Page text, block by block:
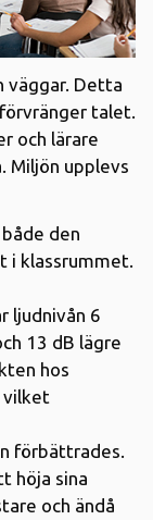
väggar. Detta
talet.
och lärare
Miljön upplevs
den
i klassrummet.
ljudnivån 6
13 dB lägre
hos
vilket
förbättrades.
höja sina
och ändå